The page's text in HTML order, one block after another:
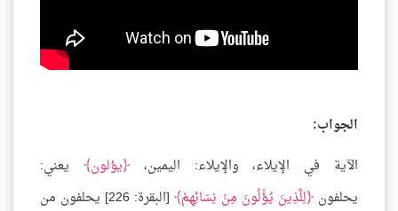
الجواب:
الآية في الإيلاء، والإيلاء: اليمين، يؤلون
يعني:
يحلفون لِلَّذِينَ يُؤْلُونَ مِنْ نِسَائِهِمْ
[البقرة: 226] يحلفون من